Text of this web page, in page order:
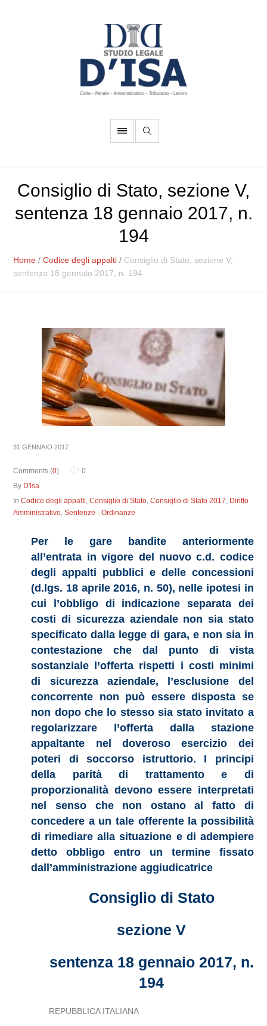
Consiglio di Stato, sezione V,
sentenza 18 gennaio 2017, n.
194
Home /Codice degli appalti / Consiglio di Stato, sezione V,
sentenza 18 gennaio 2017, n. 194
31 GENNAIO 2017
Comments (0)
0
By D'Isa
InCodice degli appalti,Consiglio di Stato,Consiglio di Stato 2017, Diritto
Amministrativo,Sentenze - Ordinanze
Per le gare bandite anteriormente
all’entrata in vigore del nuovo c.d. codice
degli appalti pubblici e delle concessioni
(d.lgs. 18 aprile 2016, n. 50), nelle ipotesi in
cui l’obbligo di indicazione separata dei
costi di sicurezza aziendale non sia stato
specificato dalla legge di gara, e non sia in
contestazione che dal punto di vista
sostanziale l’offerta rispetti i costi minimi
di sicurezza aziendale, l’esclusione del
concorrente non può essere disposta se
non dopo che lo stesso sia stato invitato a
regolarizzare l’offerta dalla stazione
appaltante nel doveroso esercizio dei
poteri di soccorso istruttorio. I principi
della parità di trattamento e di
proporzionalità devono essere interpretati
nel senso che non ostano al fatto di
concedere a un tale offerente la possibilità
di rimediare alla situazione e di adempiere
detto obbligo entro un termine fissato
dall’amministrazione aggiudicatrice
Consiglio di Stato
sezione V
sentenza 18 gennaio 2017, n.
194
REPUBBLICA ITALIANA